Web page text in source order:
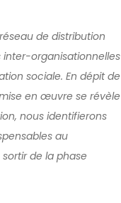
de distribution
organisationnelles
sociale. En dépit de
en œuvre se révèle
nous identifierons
au
de la phase